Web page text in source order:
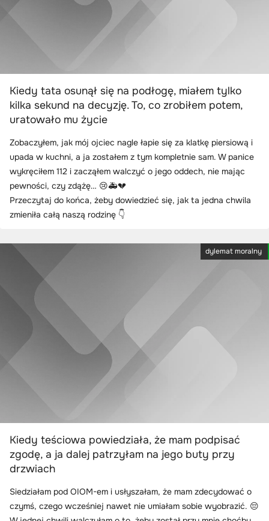
Kiedy tata osunął się na podłogę, miałem tylko
kilka sekund na decyzję. To, co zrobiłem potem,
uratowało mu życie
Zobaczyłem, jak mój ojciec nagle łapie się za klatkę piersiową i
upada w kuchni, a ja zostałem z tym kompletnie sam. W panice
wykręciłem 112 i zacząłem walczyć o jego oddech, nie mając
pewności, czy zdążę… 😢🚑💔
Przeczytaj do końca, żeby dowiedzieć się, jak ta jedna chwila
zmieniła całą naszą rodzinę 👇
dylemat moralny
Kiedy teściowa powiedziała, że mam podpisać
zgodę, a ja dalej patrzyłam na jego buty przy
drzwiach
Siedziałam pod OIOM-em i usłyszałam, że mam zdecydować o
czymś, czego wcześniej nawet nie umiałam sobie wyobrazić. 😔